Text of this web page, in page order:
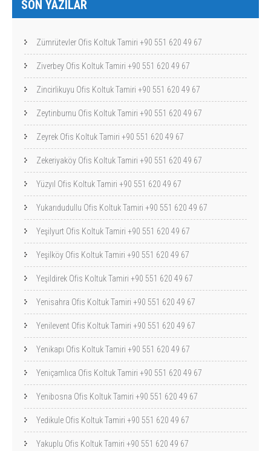
SON YAZILAR
Zümrütevler Ofis Koltuk Tamiri +90 551 620 49 67
Ziverbey Ofis Koltuk Tamiri +90 551 620 49 67
Zincirlikuyu Ofis Koltuk Tamiri +90 551 620 49 67
Zeytinburnu Ofis Koltuk Tamiri +90 551 620 49 67
Zeyrek Ofis Koltuk Tamiri +90 551 620 49 67
Zekeriyaköy Ofis Koltuk Tamiri +90 551 620 49 67
Yüzyıl Ofis Koltuk Tamiri +90 551 620 49 67
Yukarıdudullu Ofis Koltuk Tamiri +90 551 620 49 67
Yeşilyurt Ofis Koltuk Tamiri +90 551 620 49 67
Yeşilköy Ofis Koltuk Tamiri +90 551 620 49 67
Yeşildirek Ofis Koltuk Tamiri +90 551 620 49 67
Yenisahra Ofis Koltuk Tamiri +90 551 620 49 67
Yenilevent Ofis Koltuk Tamiri +90 551 620 49 67
Yenikapı Ofis Koltuk Tamiri +90 551 620 49 67
Yeniçamlıca Ofis Koltuk Tamiri +90 551 620 49 67
Yenibosna Ofis Koltuk Tamiri +90 551 620 49 67
Yedikule Ofis Koltuk Tamiri +90 551 620 49 67
Yakuplu Ofis Koltuk Tamiri +90 551 620 49 67